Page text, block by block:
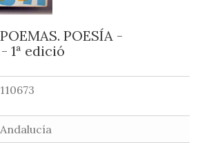
POESÍA -
1ª edició
110673
Andalucía